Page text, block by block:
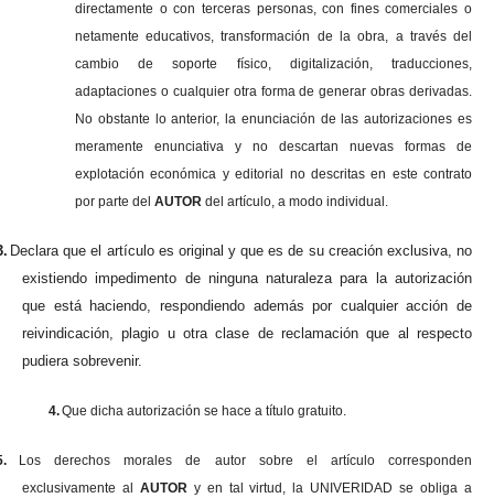
directamente o con terceras personas, con fines comerciales o
netamente educativos, transformación de la obra, a través del
cambio de soporte físico, digitalización, traducciones,
adaptaciones o cualquier otra forma de generar obras derivadas.
No obstante lo anterior, la enunciación de las autorizaciones es
meramente enunciativa y no descartan nuevas formas de
explotación económica y editorial no descritas en este contrato
por parte del AUTORdel artículo, a modo individual.
Declara que el artículo es original y que es de su creación exclusiva, no
existiendo impedimento de ninguna naturaleza para la autorización
que está haciendo, respondiendo además por cualquier acción de
reivindicación, plagio u otra clase de reclamación que al respecto
pudiera sobrevenir.
4.Que dicha autorización se hace a título gratuito.
Los derechos morales de autor sobre el artículo corresponden
exclusivamente al AUTOR y en tal virtud, la UNIVERIDAD se obliga a